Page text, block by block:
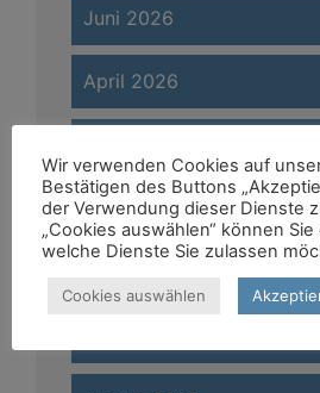
Juni 2026
April 2026
Februar 2026
Wir verwenden Cookies auf
Bestätigen des Buttons
der Verwendung dieser Dienste
„Cookies auswählen“ können
welche Dienste Sie zulassen
Cookies auswählen